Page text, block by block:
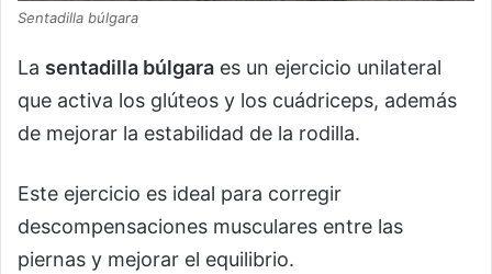
Sentadilla búlgara
La sentadilla búlgara es un ejercicio unilateral
que activa los glúteos y los cuádriceps, además
de mejorar la estabilidad de la rodilla.
Este ejercicio es ideal para corregir
descompensaciones musculares entre las
piernas y mejorar el equilibrio.